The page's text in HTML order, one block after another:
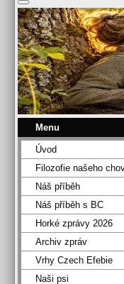
Menu
Úvod
Filozofie našeho
Náš příběh
Náš příběh s BC
Horké zprávy 2026
Archiv zpráv
Vrhy Czech Efebie
Naši psi